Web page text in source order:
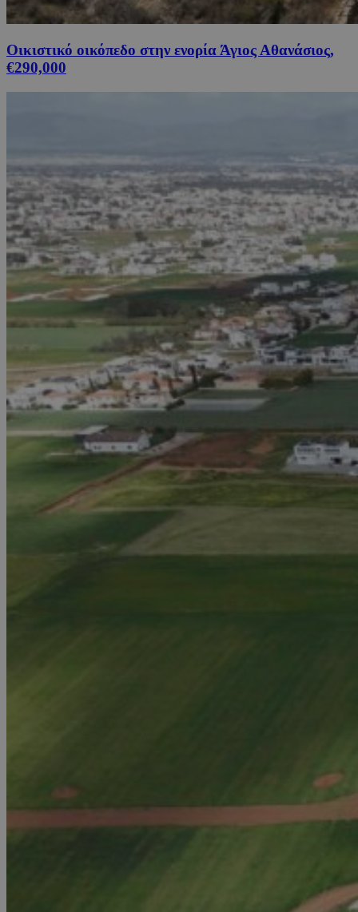
Οικιστικό οικόπεδο στην ενορία Άγιος Αθανάσιος,
€290,000